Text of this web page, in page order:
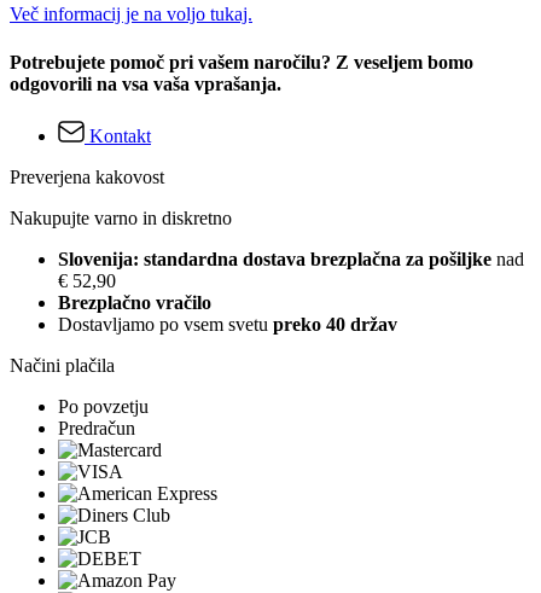
Več informacij je na voljo tukaj.
Potrebujete pomoč pri vašem naročilu? Z veseljem bomo
odgovorili na vsa vaša vprašanja.
Kontakt
Preverjena kakovost
Nakupujte varno in diskretno
Slovenija: standardna dostava brezplačna za pošiljke nad
€ 52,90
Brezplačno vračilo
Dostavljamo po vsem svetu preko 40 držav
Načini plačila
Po povzetju
Predračun